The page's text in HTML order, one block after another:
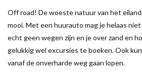
Off road! De woeste natuur van het
mooi. Met een huurauto mag je helaas
echt geen wegen zijn en je over zand en
gelukkig wel excursies te boeken. Ook
vanaf de onverharde weg gaan lopen.